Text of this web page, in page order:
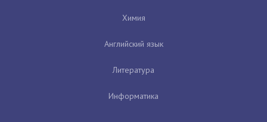
Химия
Английский язык
Литература
Информатика